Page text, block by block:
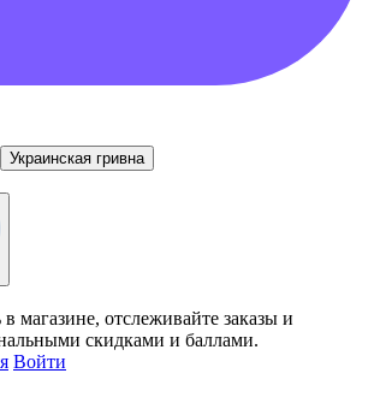
Украинская гривна
в магазине, отслеживайте заказы и
скидками и баллами.
Войти